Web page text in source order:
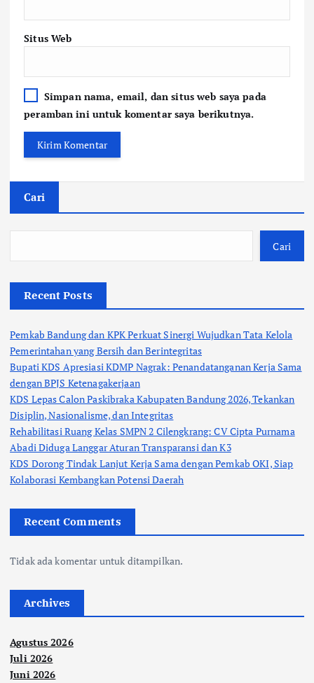
Situs Web
Simpan nama, email, dan situs web saya pada
peramban ini untuk komentar saya berikutnya.
Cari
Cari
Recent Posts
Pemkab Bandung dan KPK Perkuat Sinergi Wujudkan Tata Kelola
Pemerintahan yang Bersih dan Berintegritas
Bupati KDS Apresiasi KDMP Nagrak: Penandatanganan Kerja Sama
dengan BPJS Ketenagakerjaan
KDS Lepas Calon Paskibraka Kabupaten Bandung 2026, Tekankan
Disiplin, Nasionalisme, dan Integritas
Rehabilitasi Ruang Kelas SMPN 2 Cilengkrang: CV Cipta Purnama
Abadi Diduga Langgar Aturan Transparansi dan K3
KDS Dorong Tindak Lanjut Kerja Sama dengan Pemkab OKI, Siap
Kolaborasi Kembangkan Potensi Daerah
Recent Comments
Tidak ada komentar untuk ditampilkan.
Archives
Agustus 2026
Juli 2026
Juni 2026